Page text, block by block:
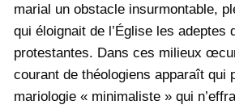
marial un obstacle insurmontable,
qui éloignait de l’Église les adeptes
protestantes. Dans ces milieux
courant de théologiens apparaît qui
mariologie « minimaliste » qui